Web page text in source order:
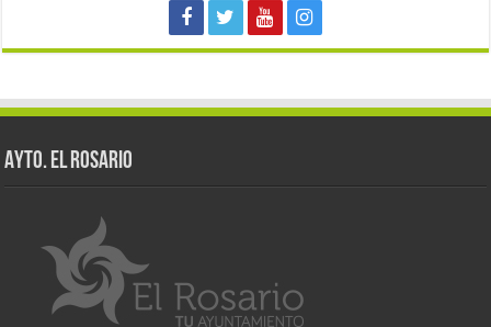
AYTO. EL ROSARIO